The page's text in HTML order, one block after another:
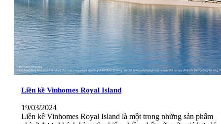
Liền kề Vinhomes Royal Island
19/03/2024
Liền kề Vinhomes Royal Island là một trong những sản phẩm